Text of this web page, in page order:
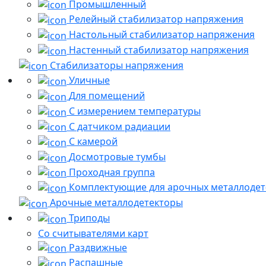
Промышленный
Релейный стабилизатор напряжения
Настольный стабилизатор напряжения
Настенный стабилизатор напряжения
Стабилизаторы напряжения
Уличные
Для помещений
С измерением температуры
С датчиком радиации
С камерой
Досмотровые тумбы
Проходная группа
Комплектующие для арочных
Арочные металлодетекторы
Триподы
Со считывателями карт
Раздвижные
Распашные